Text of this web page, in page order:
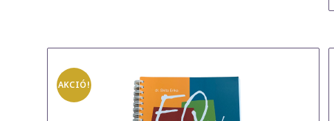
AKCIÓ!